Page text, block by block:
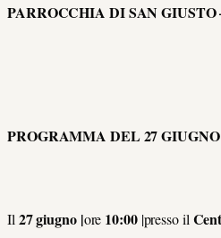
PARROCCHIA DI SAN
PROGRAMMA DEL 27 GIUGNO
Il 27 giugno |ore 10:00|presso il